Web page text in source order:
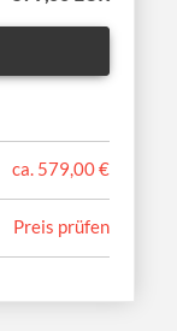
ca. 579,00 €
Preis prüfen